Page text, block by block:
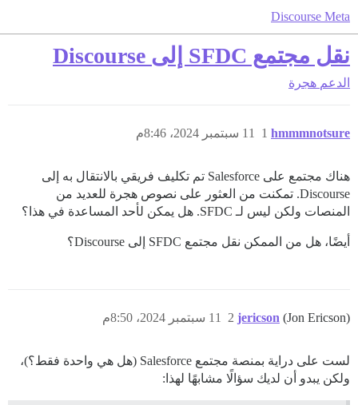
Discourse Meta
نقل مجتمع SFDC إلى Discourse
الدعم هجرة
hmmmnotsure 11 سبتمبر 2024، 8:46م 1
هناك مجتمع على Salesforce تم تكليف فريقي بالانتقال به إلى
Discourse. تمكنت من العثور على نصوص هجرة للعديد من
المنصات ولكن ليس لـ SFDC. هل يمكن لأحد المساعدة في هذا؟
أيضًا، هل من الممكن نقل مجتمع SFDC إلى Discourse؟
jericson (Jon Ericson) 11 سبتمبر 2024، 8:50م 2
لست على دراية بمنصة مجتمع Salesforce (هل هي واحدة فقط؟)،
ولكن يبدو أن لديك سؤالًا مشابهًا لهذا: